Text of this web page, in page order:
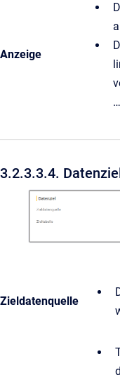
Anzeige
3.2.3.3.4.
Zieldatenquelle